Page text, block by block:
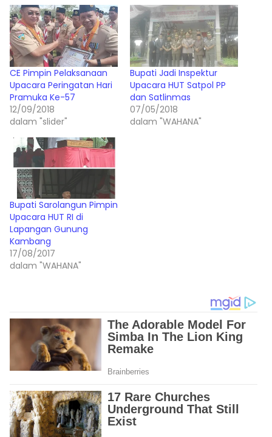
CE Pimpin Pelaksanaan
Upacara Peringatan Hari
Pramuka Ke-57
12/09/2018
dalam "slider"
Bupati Jadi Inspektur
Upacara HUT Satpol PP
dan Satlinmas
07/05/2018
dalam "WAHANA"
Bupati Sarolangun Pimpin
Upacara HUT RI di
Lapangan Gunung
Kambang
17/08/2017
dalam "WAHANA"